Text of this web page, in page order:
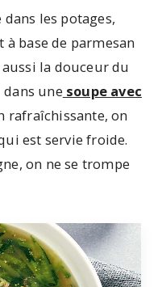
les potages,
base de parmesan
la douceur du
dans une soupe avec
rafraîchissante, on
est servie froide.
on ne se trompe